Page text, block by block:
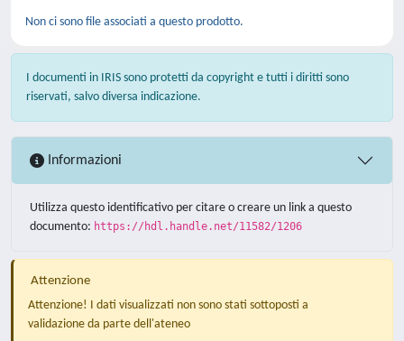
Non ci sono file associati a questo prodotto.
I documenti in IRIS sono protetti da copyright e tutti i diritti sono
riservati, salvo diversa indicazione.
Informazioni
Utilizza questo identificativo per citare o creare un link a questo
documento: https://hdl.handle.net/11582/1206
Attenzione
Attenzione! I dati visualizzati non sono stati sottoposti a
validazione da parte dell'ateneo